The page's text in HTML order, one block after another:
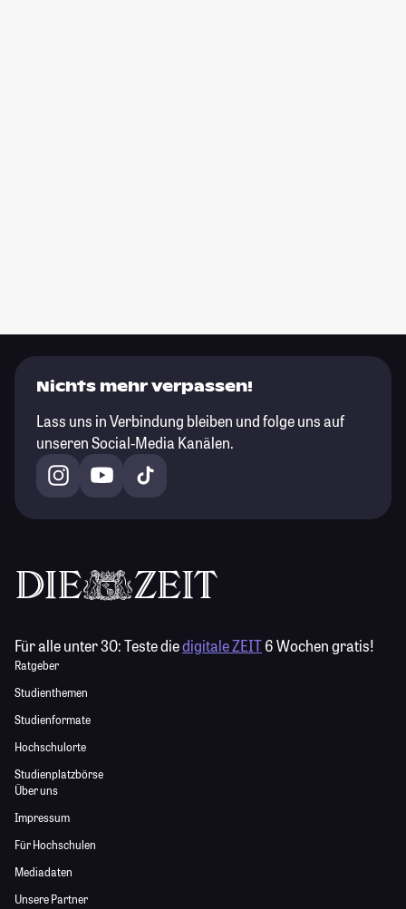
Nichts mehr verpassen!
Lass uns in Verbindung bleiben und folge uns auf
unseren Social-Media Kanälen.
Für alle unter 30:Teste diedigitale ZEIT6 Wochen gratis!
Ratgeber
Studienthemen
Studienformate
Hochschulorte
Studienplatzbörse
Über uns
Impressum
Für Hochschulen
Mediadaten
Unsere Partner